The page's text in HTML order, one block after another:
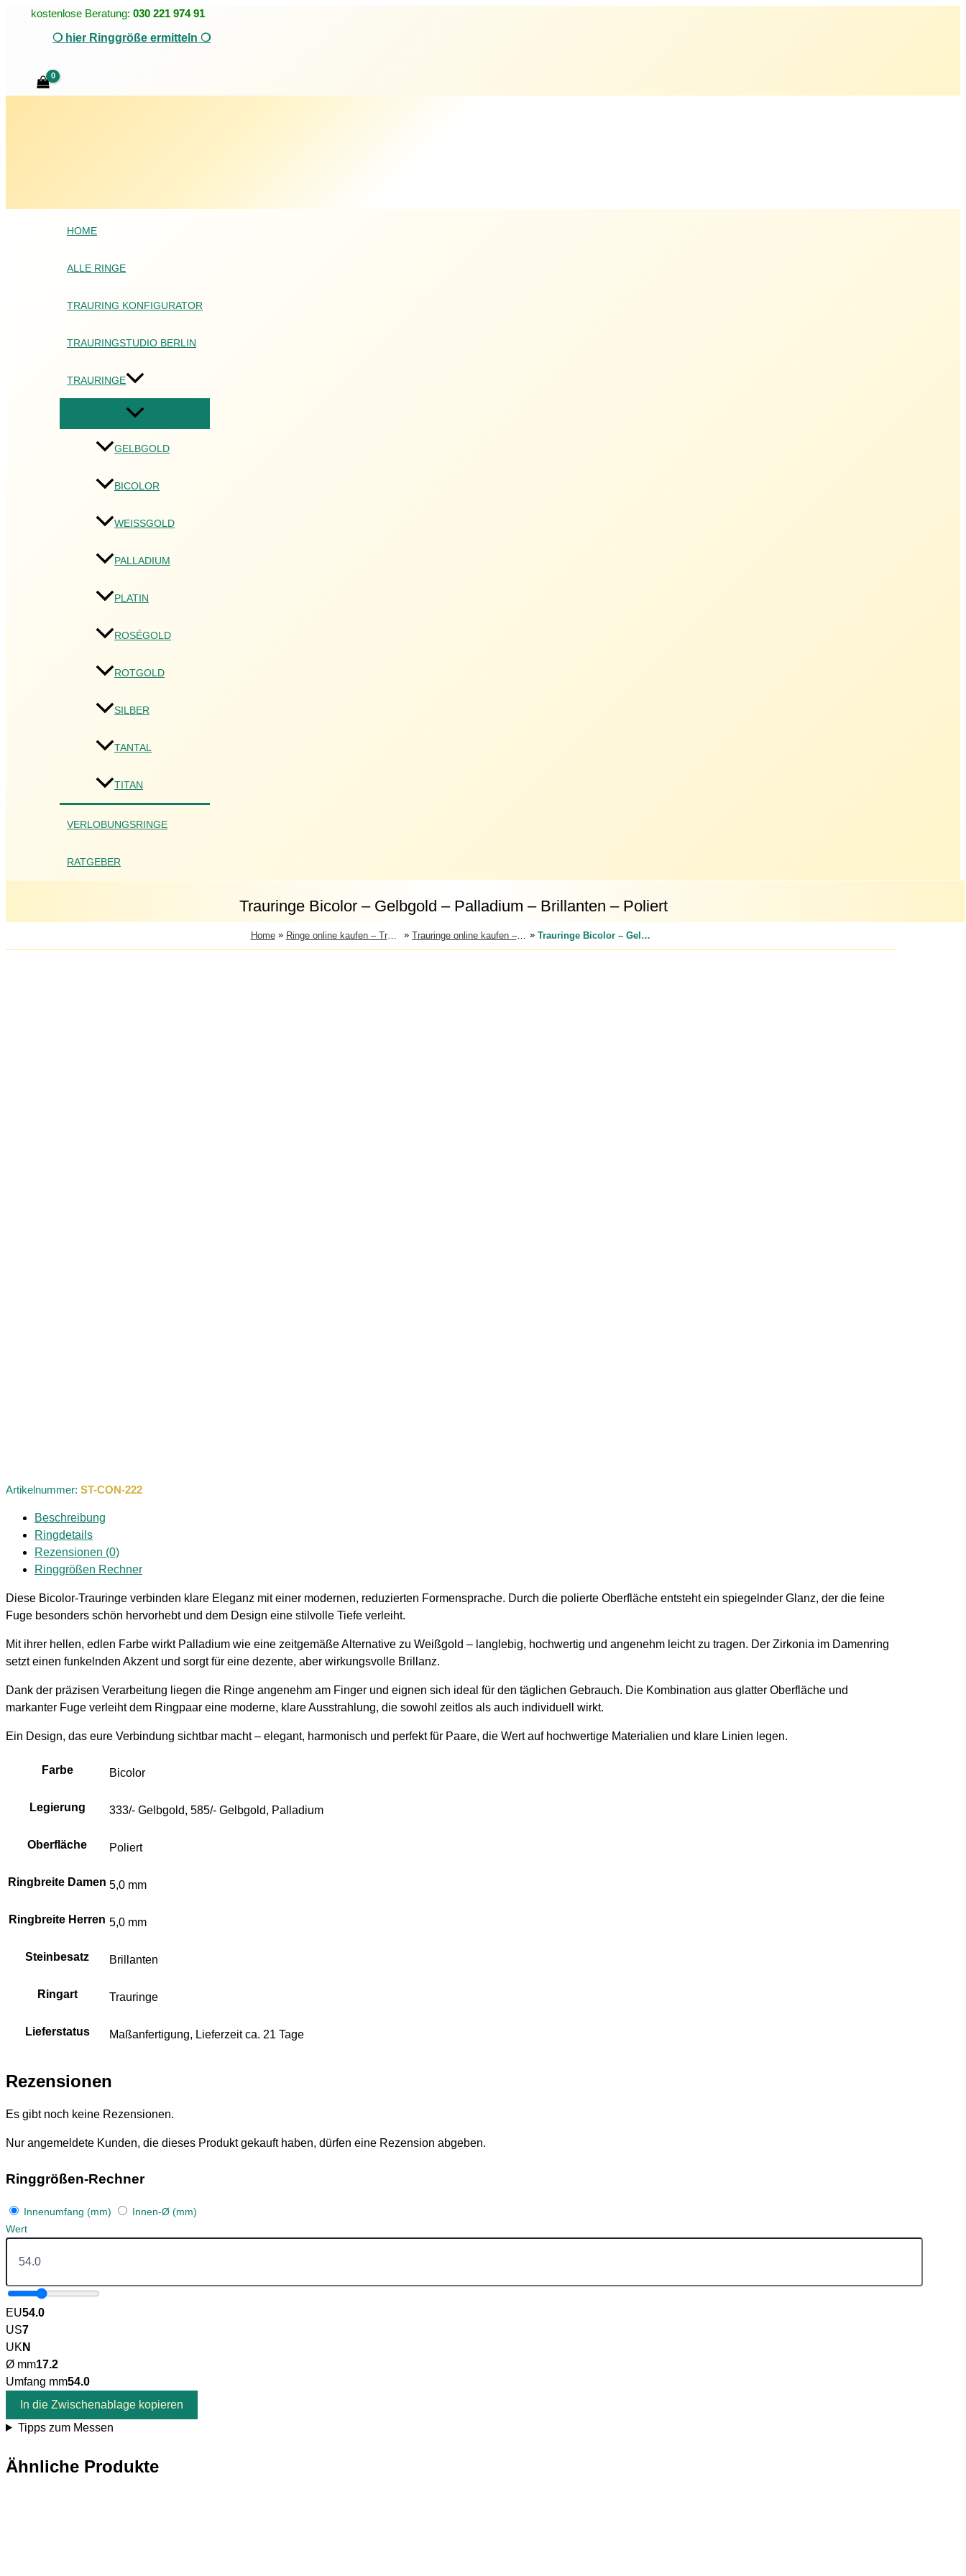
kostenlose Beratung: 030 221 974 91
❍ hier Ringgröße ermitteln ❍
HOME
ALLE RINGE
TRAURING KONFIGURATOR
TRAURINGSTUDIO BERLIN
TRAURINGE
GELBGOLD
BICOLOR
WEISSGOLD
PALLADIUM
PLATIN
ROSÉGOLD
ROTGOLD
SILBER
TANTAL
TITAN
VERLOBUNGSRINGE
RATGEBER
Trauringe Bicolor – Gelbgold – Palladium – Brillanten – Poliert
Home» Ringe online kaufen – Trauringe, Verlobungsringe & Partnerringe » Trauringe online kaufen – große Auswahl an Eheringen » Trauringe Bicolor – Gelbgold – Palladium – Brillanten – Poliert
Artikelnummer: ST-CON-222
Beschreibung
Ringdetails
Rezensionen (0)
Ringgrößen Rechner
Diese Bicolor‑Trauringe verbinden klare Eleganz mit einer modernen, reduzierten Formensprache. Durch die polierte Oberfläche entsteht ein spiegelnder Glanz, der die feine
Fuge besonders schön hervorhebt und dem Design eine stilvolle Tiefe verleiht.
Mit ihrer hellen, edlen Farbe wirkt Palladium wie eine zeitgemäße Alternative zu Weißgold – langlebig, hochwertig und angenehm leicht zu tragen. Der Zirkonia im Damenring
setzt einen funkelnden Akzent und sorgt für eine dezente, aber wirkungsvolle Brillanz.
Dank der präzisen Verarbeitung liegen die Ringe angenehm am Finger und eignen sich ideal für den täglichen Gebrauch. Die Kombination aus glatter Oberfläche und
markanter Fuge verleiht dem Ringpaar eine moderne, klare Ausstrahlung, die sowohl zeitlos als auch individuell wirkt.
Ein Design, das eure Verbindung sichtbar macht – elegant, harmonisch und perfekt für Paare, die Wert auf hochwertige Materialien und klare Linien legen.
Farbe Bicolor
Legierung 333/- Gelbgold, 585/- Gelbgold, Palladium
Oberfläche Poliert
Ringbreite Damen 5,0 mm
Ringbreite Herren 5,0 mm
Steinbesatz Brillanten
Ringart Trauringe
Lieferstatus Maßanfertigung, Lieferzeit ca. 21 Tage
Rezensionen
Es gibt noch keine Rezensionen.
Nur angemeldete Kunden, die dieses Produkt gekauft haben, dürfen eine Rezension abgeben.
Ringgrößen-Rechner
Innenumfang (mm)
Innen-Ø (mm)
Wert
EU54.0
US7
UK N
Ø mm17.2
Umfang mm54.0
In die Zwischenablage kopieren
Tipps zum Messen
Ähnliche Produkte